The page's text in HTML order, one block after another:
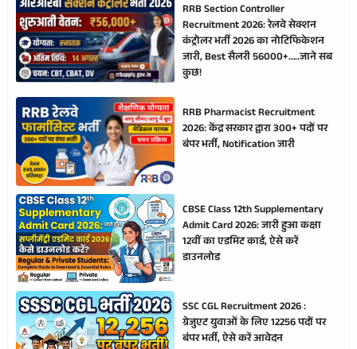
RRB Section Controller
Recruitment 2026: रेलवे सेक्शन
कंट्रोलर भर्ती 2026 का नोटिफिकेशन
जारी, Best सैलरी 56000+…..जाने सब
कुछ!
RRB Pharmacist Recruitment
2026: केंद्र सरकार द्वारा 300+ पदों पर
बंपर भर्ती, Notification जारी
CBSE Class 12th Supplementary
Admit Card 2026: जारी हुआ कक्षा
12वीं का एडमिट कार्ड, ऐसे करें
डाउनलोड
SSC CGL Recruitment 2026 :
ग्रेजुएट युवाओं के लिए 12256 पदों पर
बंपर भर्ती, ऐसे करें आवेदन